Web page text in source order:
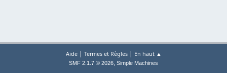
Aide| Termes et Règles| En haut ▲
SMF 2.1.7 © 2026, Simple Machines